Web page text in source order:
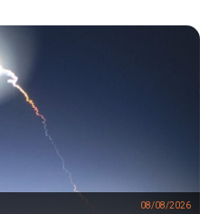
08/08/2026